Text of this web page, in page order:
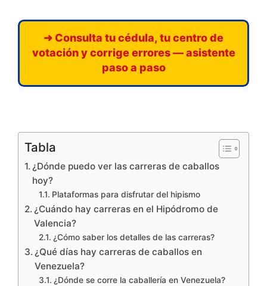
➜ Consulta tu cédula, tu centro de
votación y corrige errores — asistente
paso a paso
Tabla
¿Dónde puedo ver las carreras de caballos
hoy?
Plataformas para disfrutar del hipismo
¿Cuándo hay carreras en el Hipódromo de
Valencia?
¿Cómo saber los detalles de las carreras?
¿Qué días hay carreras de caballos en
Venezuela?
¿Dónde se corre la caballería en Venezuela?